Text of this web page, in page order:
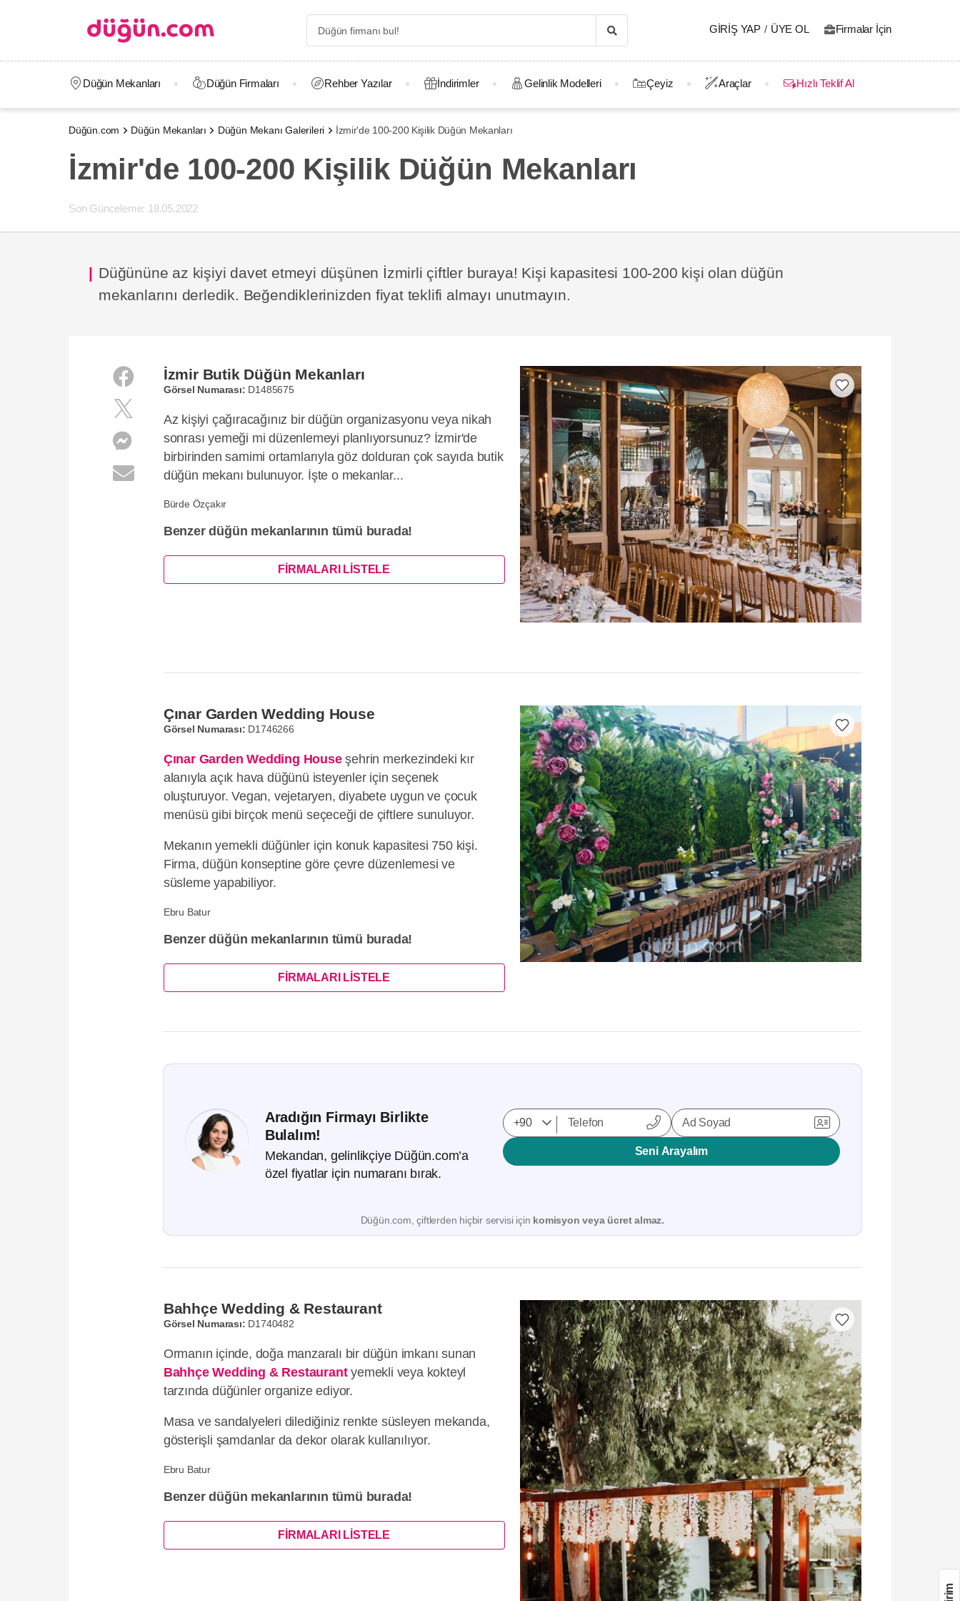
GIRIŞ YAP / ÜYE OL Firmalar İçin
Düğün Mekanları Düğün Firmaları Rehber Yazılar İndirimler Gelinlik Modelleri Çeyiz Araçlar Hızlı Teklif Al
Düğün.com Düğün Mekanları Düğün Mekanı Galerileri İzmir'de 100-200 Kişilik Düğün Mekanları
İzmir'de 100-200 Kişilik Düğün Mekanları
Son Günceleme: 18.05.2022
Düğününe az kişiyi davet etmeyi düşünen İzmirli çiftler buraya! Kişi kapasitesi 100-200 kişi olan düğün
mekanlarını derledik. Beğendiklerinizden fiyat teklifi almayı unutmayın.
İzmir Butik Düğün Mekanları
Görsel Numarası: D1485675
Az kişiyi çağıracağınız bir düğün organizasyonu veya nikah
sonrası yemeği mi düzenlemeyi planlıyorsunuz? İzmir'de
birbirinden samimi ortamlarıyla göz dolduran çok sayıda butik
düğün mekanı bulunuyor. İşte o mekanlar...
Bürde Özçakır
Benzer düğün mekanlarının tümü burada!
FİRMALARI LİSTELE
Çınar Garden Wedding House
Görsel Numarası: D1746266
Çınar Garden Wedding Houseşehrin merkezindeki kır
alanıyla açık hava düğünü isteyenler için seçenek
oluşturuyor. Vegan, vejetaryen, diyabete uygun ve çocuk
menüsü gibi birçok menü seçeceği de çiftlere sunuluyor.
Mekanın yemekli düğünler için konuk kapasitesi 750 kişi.
Firma, düğün konseptine göre çevre düzenlemesi ve
süsleme yapabiliyor.
Ebru Batur
Benzer düğün mekanlarının tümü burada!
FİRMALARI LİSTELE
Aradığın Firmayı Birlikte
Bulalım!
Mekandan, gelinlikçiye Düğün.com’a
özel fiyatlar için numaranı bırak.
Ad Soyad
Seni Arayalım
Düğün.com, çiftlerden hiçbir servisi için komisyon veya ücret almaz.
Bahhçe Wedding & Restaurant
Görsel Numarası: D1740482
Ormanın içinde, doğa manzaralı bir düğün imkanı sunan
Bahhçe Wedding & Restaurantyemekli veya kokteyl
tarzında düğünler organize ediyor.
Masa ve sandalyeleri dilediğiniz renkte süsleyen mekanda,
gösterişli şamdanlar da dekor olarak kullanılıyor.
Ebru Batur
Benzer düğün mekanlarının tümü burada!
FİRMALARI LİSTELE